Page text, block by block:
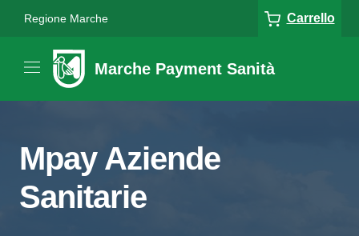
Regione Marche Carrello
Marche Payment Sanità
Mpay Aziende
Sanitarie